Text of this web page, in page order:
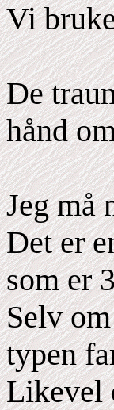
Vi
De
hånd
Jeg må
Det er
som er
Selv
typen
Likevel